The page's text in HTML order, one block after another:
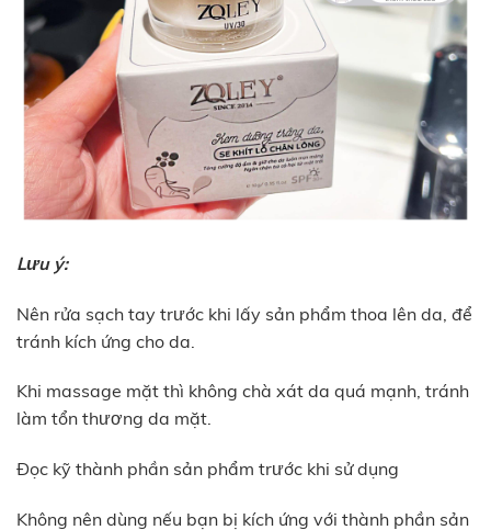
Lưu ý:
Nên rửa sạch tay trước khi lấy sản phẩm thoa lên da, để
tránh kích ứng cho da.
Khi massage mặt thì không chà xát da quá mạnh, tránh
làm tổn thương da mặt.
Đọc kỹ thành phần sản phẩm trước khi sử dụng
Không nên dùng nếu bạn bị kích ứng với thành phần sản